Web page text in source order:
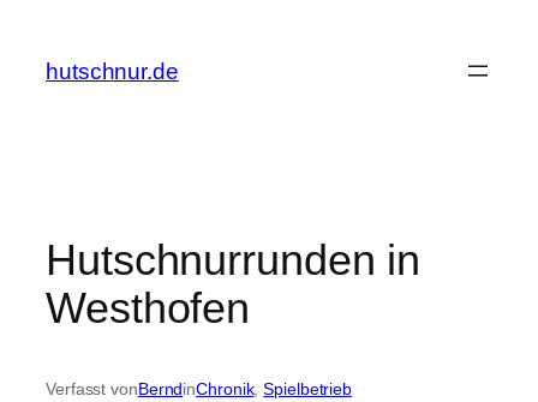
springen
hutschnur.de
Hutschnurrunden in
Westhofen
Verfasst vonBerndinChronik, Spielbetrieb